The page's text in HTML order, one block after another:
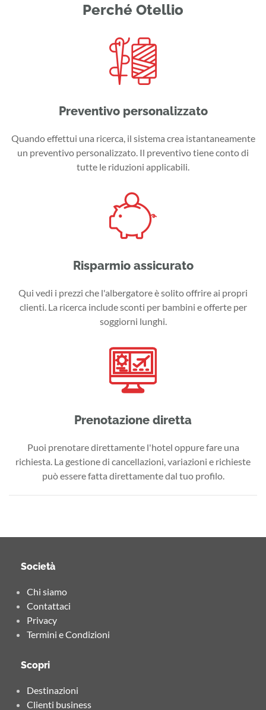
Perché Otellio
Preventivo personalizzato
Quando effettui una ricerca, il sistema crea istantaneamente
un preventivo personalizzato. Il preventivo tiene conto di
tutte le riduzioni applicabili.
Risparmio assicurato
Qui vedi i prezzi che l'albergatore è solito offrire ai propri
clienti. La ricerca include sconti per bambini e offerte per
soggiorni lunghi.
Prenotazione diretta
Puoi prenotare direttamente l'hotel oppure fare una
richiesta. La gestione di cancellazioni, variazioni e richieste
può essere fatta direttamente dal tuo profilo.
Società
Chi siamo
Contattaci
Privacy
Termini e Condizioni
Scopri
Destinazioni
Clienti business